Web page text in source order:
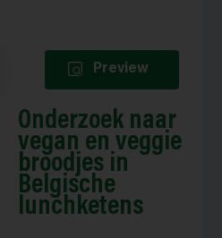
Preview
Onderzoek naar
vegan en veggie
broodjes in
Belgische
lunchketens